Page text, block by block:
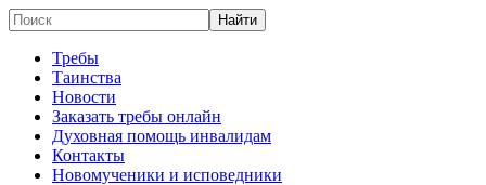
Требы
Таинства
Новости
Заказать требы онлайн
Духовная помощь инвалидам
Контакты
Новомученики и исповедники